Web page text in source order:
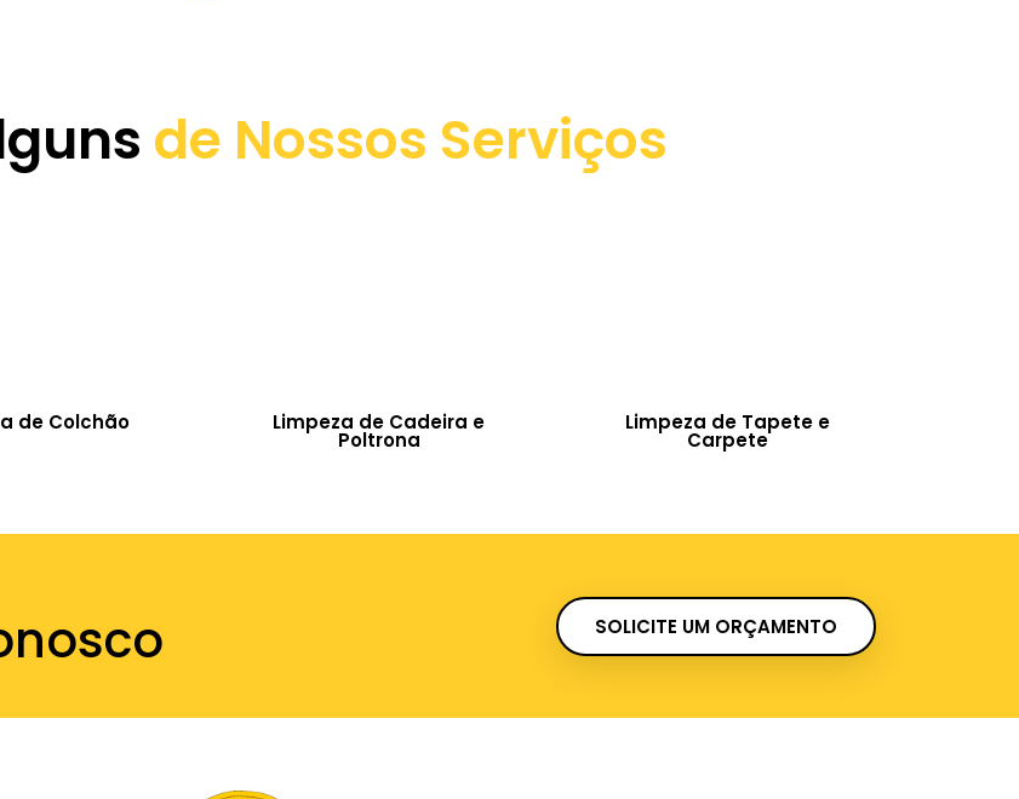
de Nossos Serviços
de Colchão Limpeza de Cadeira e
Poltrona
Limpeza de Tapete e
Carpete
SOLICITE UM ORÇAMENTO